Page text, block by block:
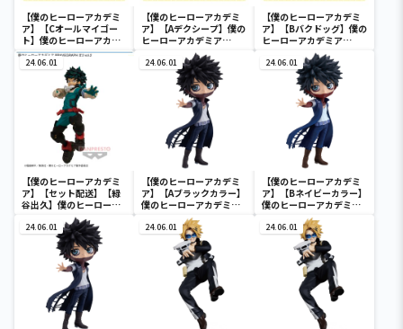
【僕のヒーローアカデミ
ア】【Cオールマイゴー
ト】僕のヒーローアカデ
ミア Fluffy Puffy～デク
シープ＆バクドッグ＆オ
ールマイゴート～
【僕のヒーローアカデミ
ア】【Aデクシープ】僕の
ヒーローアカデミア
Fluffy Puffy～デクシー
プ＆バクドッグ＆オール
マイゴート～
【僕のヒーローアカデミ
ア】【Bバクドッグ】僕の
ヒーローアカデミア
Fluffy Puffy～デクシー
プ＆バクドッグ＆オール
マイゴート～
24.06.01
【僕のヒーローアカデミ
ア】【セット配送】【緑
谷出久】僕のヒーローア
カデミア BRAVEGRAPH
＃2 vol.2
24.06.01
【僕のヒーローアカデミ
ア】【Aブラックカラー】
僕のヒーローアカデミア
Q posket-荼毘-
24.06.01
【僕のヒーローアカデミ
ア】【Bネイビーカラー】
僕のヒーローアカデミア
Q posket-荼毘-
24.06.01 24.06.01 24.06.01